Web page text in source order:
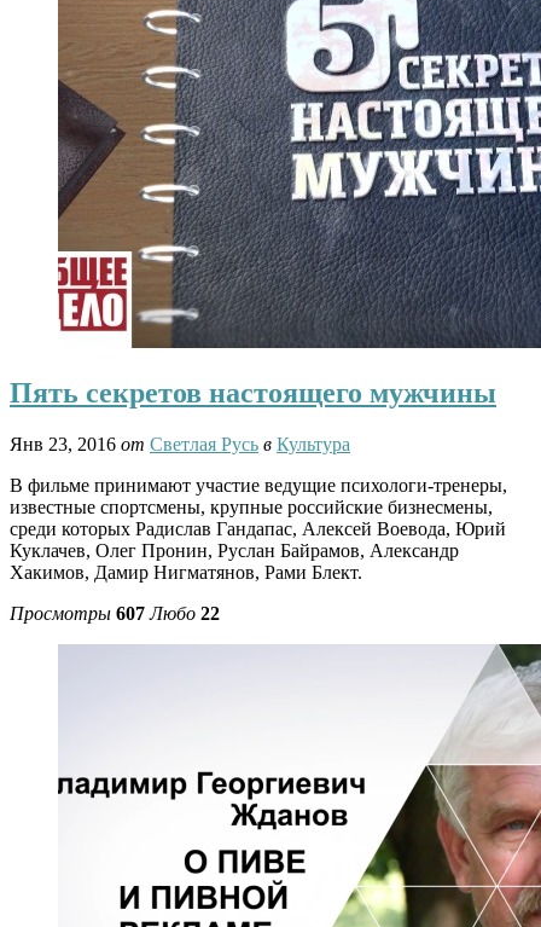
Пять секретов настоящего мужчины
Янв 23, 2016 от Светлая Русь в Культура
В фильме принимают участие ведущие психологи-тренеры,
известные спортсмены, крупные российские бизнесмены,
среди которых Радислав Гандапас, Алексей Воевода, Юрий
Куклачев, Олег Пронин, Руслан Байрамов, Александр
Хакимов, Дамир Нигматянов, Рами Блект.
Просмотры 607 Любо 22